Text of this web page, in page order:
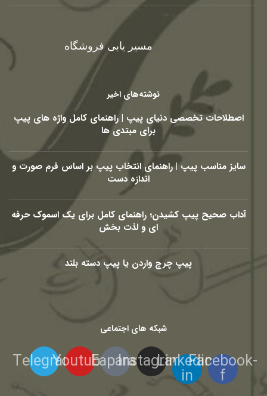
مسیر یابی فروشگاه
نوشته‌های اخیر
اصطلاحات تخصصی دنیای پیپ | راهنمای کامل واژه های پیپ
برای مبتدی ها
سایز مناسب پیپ | راهنمای انتخاب پیپ بر اساس فرم صورت و
اندازه دست
آداب صحیح پیپ کشیدن؛ راهنمای کامل برای یک اسموک حرفه
ای و لذت بخش
پیپ چرچ واردن یا پیپ دسته بلند
شبکه های اجتماعی
Facebook-
f
Linkedin-
in
Instagram
Eaparat
Youtube
Telegram